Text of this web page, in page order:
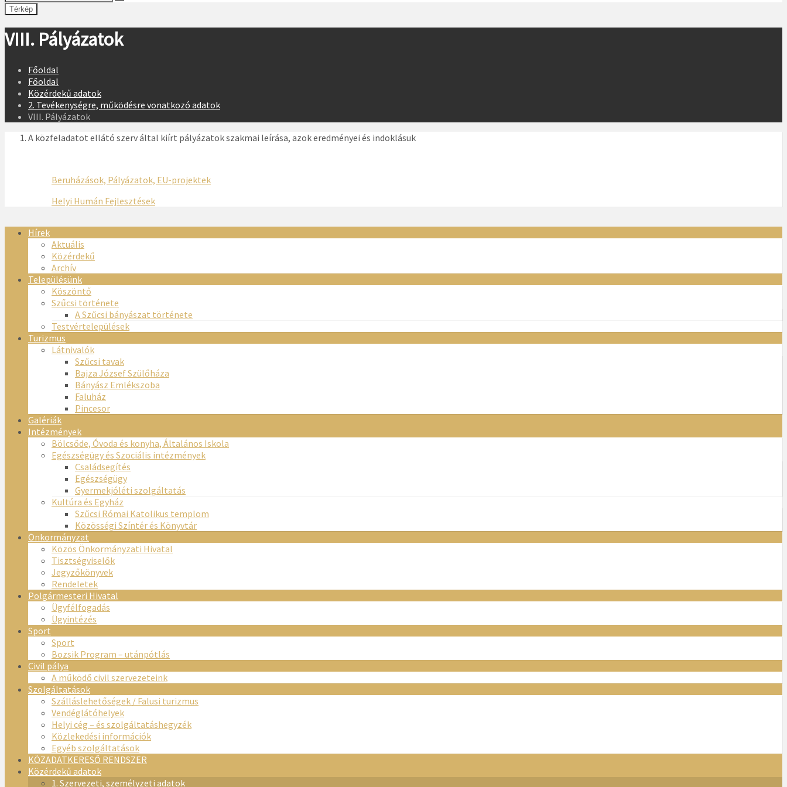
Térkép
VIII. Pályázatok
Főoldal
Főoldal
Közérdekű adatok
2. Tevékenységre, működésre vonatkozó adatok
VIII. Pályázatok
A közfeladatot ellátó szerv által kiírt pályázatok szakmai leírása, azok eredményei és indoklásuk
Beruházások, Pályázatok, EU-projektek
Helyi Humán Fejlesztések
Hírek
Aktuális
Közérdekű
Archív
Településünk
Köszöntő
Szűcsi története
A Szűcsi bányászat története
Testvértelepülések
Turizmus
Látnivalók
Szűcsi tavak
Bajza József Szülőháza
Bányász Emlékszoba
Faluház
Pincesor
Galériák
Intézmények
Bölcsőde, Óvoda és konyha, Általános Iskola
Egészségügy és Szociális intézmények
Családsegítés
Egészségügy
Gyermekjóléti szolgáltatás
Kultúra és Egyház
Szűcsi Római Katolikus templom
Közösségi Színtér és Könyvtár
Önkormányzat
Közös Önkormányzati Hivatal
Tisztségviselők
Jegyzőkönyvek
Rendeletek
Polgármesteri Hivatal
Ügyfélfogadás
Ügyintézés
Sport
Sport
Bozsik Program – utánpótlás
Civil pálya
A működő civil szervezeteink
Szolgáltatások
Szálláslehetőségek / Falusi turizmus
Vendéglátóhelyek
Helyi cég – és szolgáltatáshegyzék
Közlekedési információk
Egyéb szolgáltatások
KÖZADATKERESŐ RENDSZER
Közérdekű adatok
1. Szervezeti, személyzeti adatok